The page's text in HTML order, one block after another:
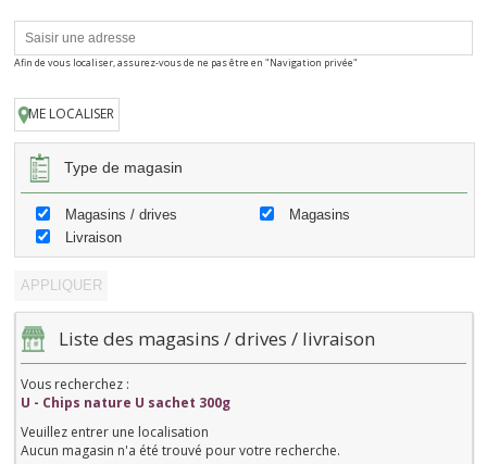
Afin de vous localiser, assurez-vous de ne pas être en "Navigation privée"
ME LOCALISER
Type de magasin
Magasins / drives
Magasins
Livraison
Liste des magasins / drives / livraison
Vous recherchez :
U - Chips nature U sachet 300g
Veuillez entrer une localisation
Aucun magasin n'a été trouvé pour votre recherche.